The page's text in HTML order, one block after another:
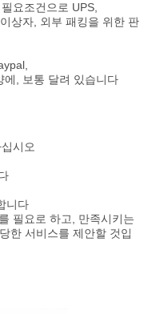
요조건으로 UPS,
상자, 외부 패킹을 위한 판
, 보통 달려 있습니다
시오
니다
필요로 하고, 만족시키는
한 서비스를 제안할 것입